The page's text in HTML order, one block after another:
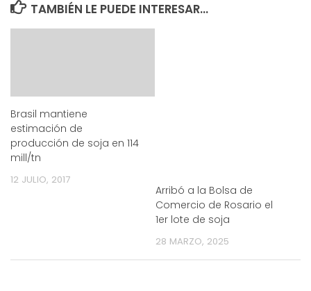
TAMBIÉN LE PUEDE INTERESAR...
Brasil mantiene
estimación de
producción de soja en 114
mill/tn
12 JULIO, 2017
Arribó a la Bolsa de
Comercio de Rosario el
1er lote de soja
28 MARZO, 2025